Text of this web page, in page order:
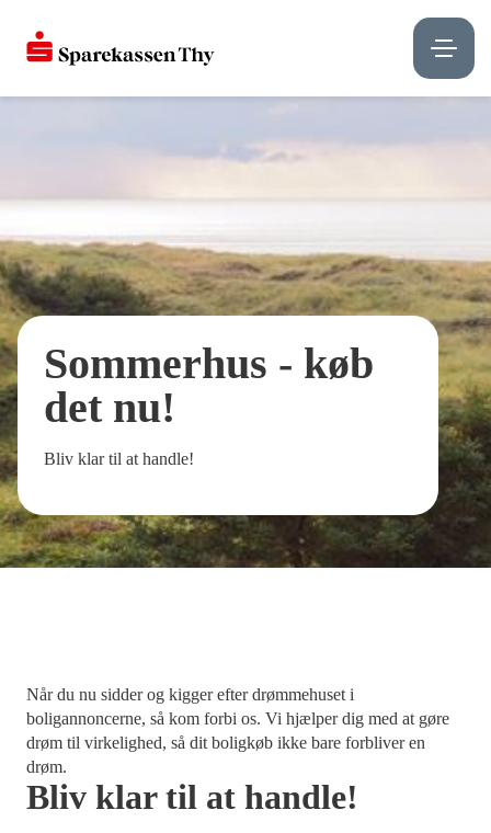
Sommerhus - køb
det nu!
Bliv klar til at handle!
Når du nu sidder og kigger efter drømmehuset i
boligannoncerne, så kom forbi os. Vi hjælper dig med at gøre
drøm til virkelighed, så dit boligkøb ikke bare forbliver en
drøm.
Bliv klar til at handle!